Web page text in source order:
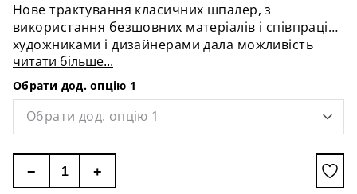
Нове трактування класичних шпалер, з
використання безшовних матеріалів і співпраці з
художниками і дизайнерами дала можливість
виконувати самі найнесподіваніші ідеї.
Варіанти матеріалу шпалер:
- Флізелін
- Текстиль
- Вологостійкий матеріал
Ціна вказана за 1 м2.
читати більше...
Обрати дод. опцію 1
Обрати дод. опцію 1
− +